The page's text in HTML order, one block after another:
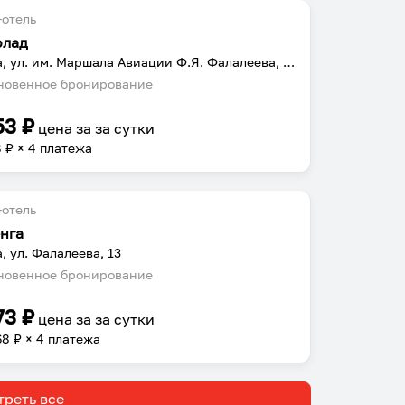
Можга, ул. им. Маршала Авиации Ф.Я. Фалалеева, 6/2
бронирование
₽ цена заза сутки
₽ × 4 платежа
ул. Фалалеева, 13
бронирование
₽ цена заза сутки
₽ × 4 платежа
все